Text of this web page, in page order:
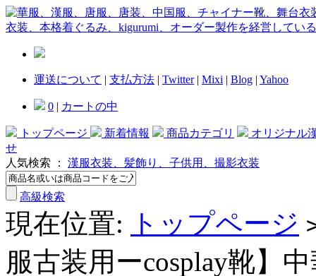
運送について | 支払方法 | Twitter| Mixi | Blog | Yahoo
0 | カートの中
トップページ 新着情報 商品カテゴリ
オリジナル
せ
人気検索 ： 漢服衣装、髪飾り、子供用、撮影衣装
高級検索
現在位置: トップページ
服古装用ーcosplay靴】